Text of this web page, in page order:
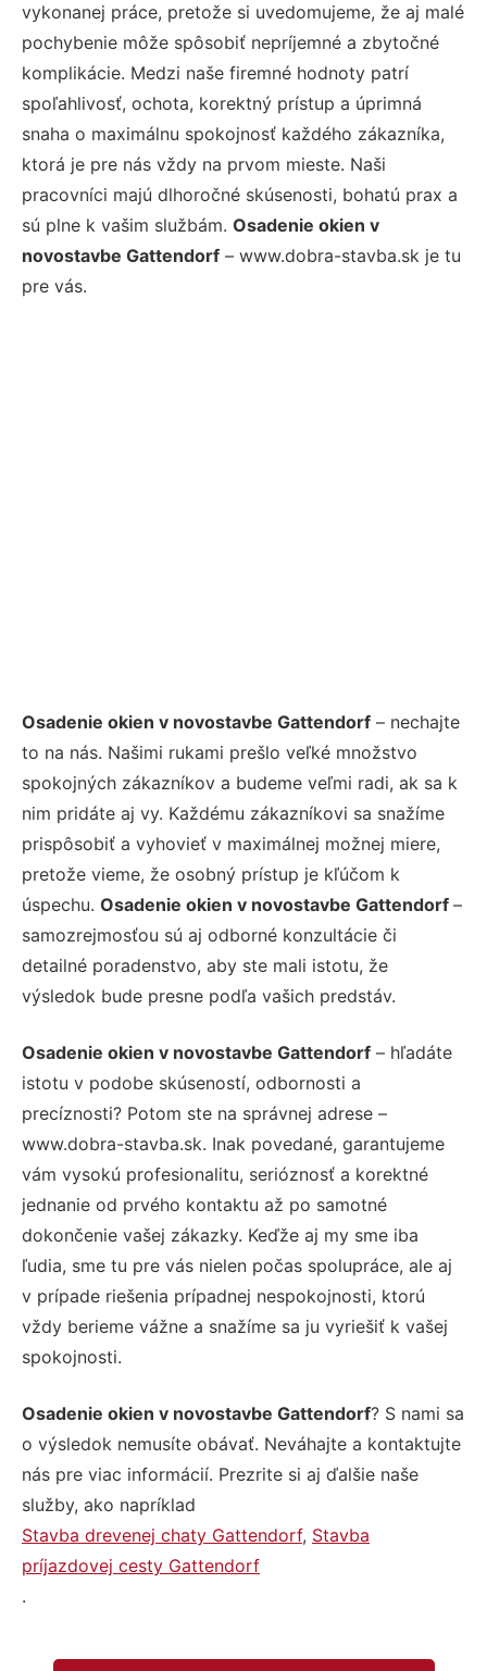
vykonanej práce, pretože si uvedomujeme, že aj malé
pochybenie môže spôsobiť nepríjemné a zbytočné
komplikácie. Medzi naše firemné hodnoty patrí
spoľahlivosť, ochota, korektný prístup a úprimná
snaha o maximálnu spokojnosť každého zákazníka,
ktorá je pre nás vždy na prvom mieste. Naši
pracovníci majú dlhoročné skúsenosti, bohatú prax a
sú plne k vašim službám. Osadenie okien v
novostavbe Gattendorf – www.dobra-stavba.sk je tu
pre vás.
Osadenie okien v novostavbe Gattendorf – nechajte
to na nás. Našimi rukami prešlo veľké množstvo
spokojných zákazníkov a budeme veľmi radi, ak sa k
nim pridáte aj vy. Každému zákazníkovi sa snažíme
prispôsobiť a vyhovieť v maximálnej možnej miere,
pretože vieme, že osobný prístup je kľúčom k
úspechu. Osadenie okien v novostavbe Gattendorf –
samozrejmosťou sú aj odborné konzultácie či
detailné poradenstvo, aby ste mali istotu, že
výsledok bude presne podľa vašich predstáv.
Osadenie okien v novostavbe Gattendorf – hľadáte
istotu v podobe skúseností, odbornosti a
precíznosti? Potom ste na správnej adrese –
www.dobra-stavba.sk. Inak povedané, garantujeme
vám vysokú profesionalitu, serióznosť a korektné
jednanie od prvého kontaktu až po samotné
dokončenie vašej zákazky. Keďže aj my sme iba
ľudia, sme tu pre vás nielen počas spolupráce, ale aj
v prípade riešenia prípadnej nespokojnosti, ktorú
vždy berieme vážne a snažíme sa ju vyriešiť k vašej
spokojnosti.
Osadenie okien v novostavbe Gattendorf? S nami sa
o výsledok nemusíte obávať. Neváhajte a kontaktujte
nás pre viac informácií. Prezrite si aj ďalšie naše
služby, ako napríklad
Stavba drevenej chaty Gattendorf, Stavba
príjazdovej cesty Gattendorf
.